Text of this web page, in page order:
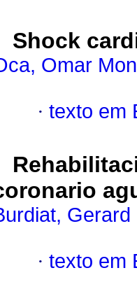
Shock
Omar
· texto em
Gerard
· texto em